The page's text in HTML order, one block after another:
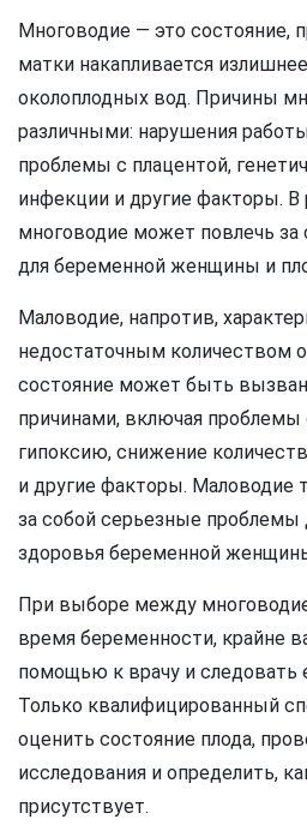
Многоводие — это состояние,
матки накапливается
околоплодных вод. Причины
различными: нарушения
проблемы с плацентой,
инфекции и другие факторы. В
многоводие может повлечь за
для беременной женщины и
Маловодие, напротив,
недостаточным количеством
состояние может быть
причинами, включая проблемы
гипоксию, снижение
и другие факторы. Маловодие
за собой серьезные проблемы
здоровья беременной
При выборе между
время беременности, крайне
помощью к врачу и следовать
Только квалифицированный
оценить состояние плода,
исследования и определить,
присутствует.